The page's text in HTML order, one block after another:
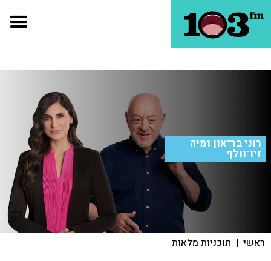
רוני בר־און ומיה
זיו־וולף
ראשי | תוכניות מלאות